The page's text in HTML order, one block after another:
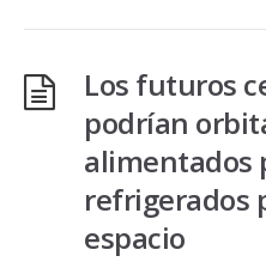
Los futuros
podrían
alimentados
refrigerados
espacio